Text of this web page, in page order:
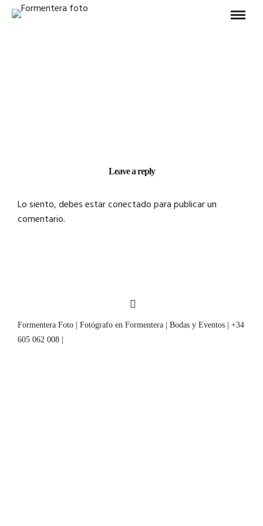
Leave a reply
Lo siento, debes estarconectadopara publicar un
comentario.
Formentera Foto | Fotógrafo en Formentera | Bodas y Eventos | +34
605 062 008 |